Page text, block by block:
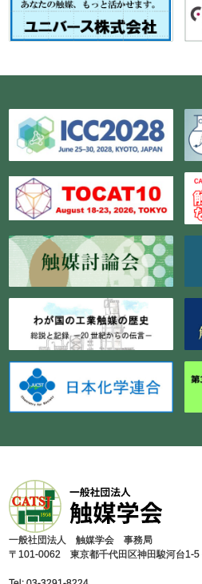
⼀般社団法⼈ 触媒学会 事務局
〒101-0062 東京都千代⽥区神⽥駿河台1-5